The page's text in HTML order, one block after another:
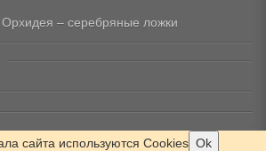
– серебряные ложки
сайта используются Cookies Ok